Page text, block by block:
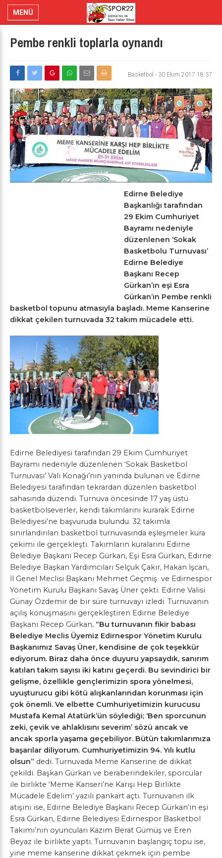
MENÜ
Pembe renkli toplarla oynandı
Basketbol - 30 Ekim 2017 18:37
Edirne Belediye
Başkanlığı tarafından
29 Ekim Cumhuriyet
Bayramı nedeniyle
düzenlenen ‘Sokak
Basketbolu Turnuvası’
Edirne Belediye
Başkanı Recep
Gürkan’ın eşi Esra
Gürkan’ın Pembe renkli
basketbol topunu atmasıyla başladı. Meme Kanserine
dikkat çekilen turnuvada 32 takım mücadele etti.
Edirne Belediyesi tarafından 29 Ekim Cumhuriyet
Bayramı nedeniyle düzenlenen ‘Sokak Basketbol
Turnuvası’ Vali Konağı’nın yanında bulunan ve Edirne
Belediyesi tarafından tekrardan düzenlen basketbol
sahasında düzendi. Turnuva öncesinde 17 yaş üstü
basketbolseverler, kendi takımlarını kurarak Edirne
Belediyesi’ne başvuruda bulundu. 32 takımla
sınırlandırılan basketbol turnuvasında eşleşmeler kura
çekimi ile gerçekleşti. Takımların kuralarını Edirne
Belediye Başkanı Recep Gürkan, Eşi Esra Gürkan, Edirne
Belediye Başkan Yardımcıları Selçuk Çakır, Hakan İşcan,
İl Genel Meclisi Başkanı Mehmet Geçmiş ve Edirnespor
Yönetim Kurulu Başkanı Savaş Üner çekti. Edirne Valisi
Günay Özdemir de bir süre turnuvayı izledi. Turnuvanın
açılış konuşmasını gerçekleştiren Edirne Belediye
Başkanı Recep Gürkan, “Bu turnuvanın fikir babası
Belediye Meclis Üyemiz Edirnespor Yönetim Kurulu
Başkanımız Savaş Üner, kendisine de çok teşekkür
ediyorum. Biraz daha önce duyuru yapsaydık, sanırım
katılan takım sayısı iki katını geçerdi. Bu sevindirici bir
gelişme, özellikle gençlerimizin spora yönelmesi,
uyuşturucu gibi kötü alışkanlarından korunması için
çok önemli. Ve elbette Cumhuriyetimizin kurucusu
Mustafa Kemal Atatürk’ün söylediği; ‘Ben sporcunun
zeki, çevik ve ahlaklısını severim’ sözü ancak ve
ancak sporla yaşama geçebiliyor. Bütün takımlarımıza
başarılar diliyorum. Cumhuriyetimizin 94. Yılı kutlu
olsun” dedi. Turnuvada Meme Kanserine de dikkat
çekildi. Başkan Gürkan ve beraberindekiler, sporcular
ile birlikte ‘Meme Kanseri’ne Karışı Hep Birlikte
Mücadele Edelim’ yazılı pankart açtı. Turnuvanın ilk
atışını ise, Edirne Belediye Başkanı Recep Gürkan’ın eşi
Esra Gürkan, Edirne Belediyesi Edirnespor Basketbol
Takımı’nın oyuncuları Kazım Berat Gümüş ve Eren
Beyaz ile birlikte yaptı. Turnuvanın başlangıç topu ise,
yine meme kanserine dikkat çekmek için pembe